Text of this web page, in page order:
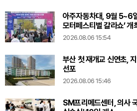
아주자동차대, 9월 5~6
모터페스티벌 갈라쇼’ 개
2026.08.06 15:54
부산 첫 재개교 신연초,
선포
2026.08.06 15:46
SM프리메드센터, 의사